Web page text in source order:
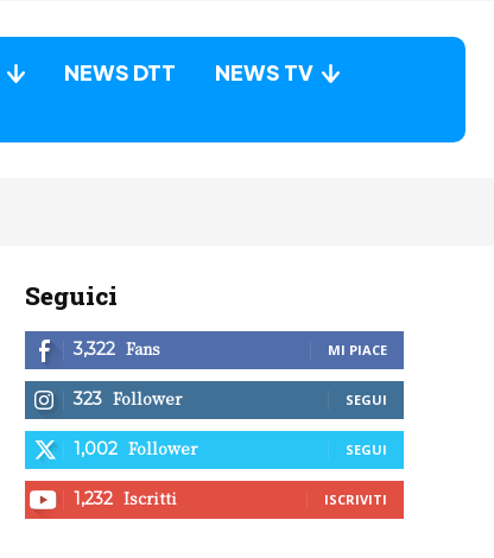
NEWS DTT
NEWS TV
Seguici
3,322 Fans MI PIACE
323 Follower SEGUI
1,002 Follower SEGUI
1,232 Iscritti ISCRIVITI